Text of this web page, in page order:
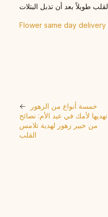
Flower same day delivery
←
خمسة أنواع من الزهور
تهديها لأمك في عيد الأم: نصائح
من خبير زهور لهدية تلامس
القلب